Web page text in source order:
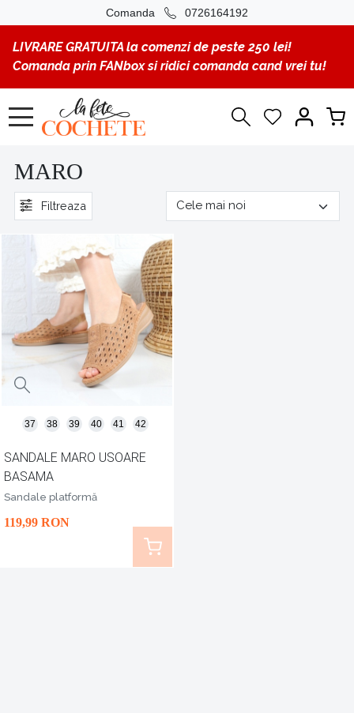
Comanda 0726164192
LIVRARE GRATUITA la comenzi de peste 250 lei!
Comanda prin FANbox si ridici comanda cand vrei tu!
MARO
Filtreaza
SANDALE MARO USOARE
BASAMA
Sandale platformă
119,99 RON
37 38 39 40 41 42